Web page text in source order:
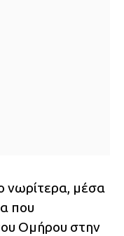
νωρίτερα, μέσα
που
Ομήρου στην